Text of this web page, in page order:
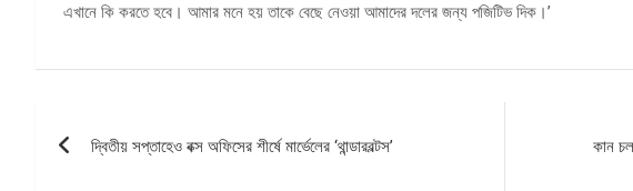
এখানে কি করতে হবে। আমার মনে হয় তাকে বেছে নেওয়া আমাদের দলের জন্য পজিটিভ দিক।’
ন্যাভিগেশন
দ্বিতীয় সপ্তাহেও বক্স অফিসের শীর্ষে মার্ভেলের ‘থান্ডারবল্টস’ কান